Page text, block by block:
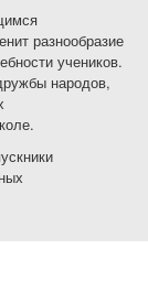
разнообразие
учеников.
народов,